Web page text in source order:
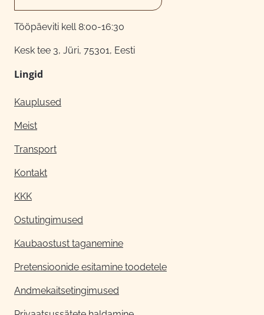
Tööpäeviti kell 8:00-16:30
Kesk tee 3, Jüri, 75301, Eesti
Lingid
Kauplused
Meist
Transport
Kontakt
KKK
Ostutingimused
Kaubaostust taganemine
Pretensioonide esitamine toodetele
Andmekaitsetingimused